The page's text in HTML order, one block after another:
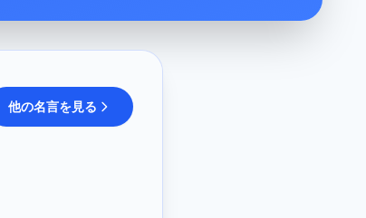
他の名言を見る